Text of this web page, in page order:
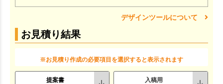
デザインツールについて
お見積り結果
※お見積り作成の必要項目を選択すると表示されます
提案書
入稿用